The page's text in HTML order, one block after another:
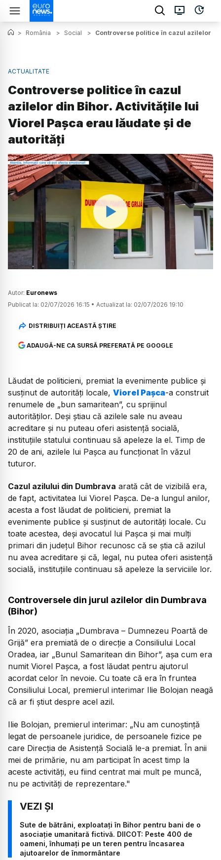
> România > Social > Controverse politice în cazul azilelor
ACTUALITATE
Controverse politice în cazul
azilelor din Bihor. Activitățile lui
Viorel Pașca erau lăudate și de
autorități
Watch
Autor: Euronews
Publicat la: 02/07/2026 16:15 • Actualizat la: 02/07/2026 19:10
DISTRIBUIȚI ACEASTĂ ȘTIRE
ADAUGĂ-NE CA SURSĂ PREFERATĂ PE GOOGLE
Lăudat de politicieni, premiat la evenimente publice și
susținut de autorități locale, Viorel Pașca-a construit
renumele de „bun samaritean”, cu sprijinul
autorităților. Deși știau că azilele sale nu aveau
acreditare și nu puteau oferi asistență socială,
instituțiile statului continuau să apeleze la el. Timp de
20 de ani, azilele lui Pașca au funcționat în văzul
tuturor.
Cazul azilului din Dumbrava arată cât de vizibilă era,
de fapt, activitatea lui Viorel Pașca. De-a lungul anilor,
acesta a fost lăudat de politicieni, premiat la
evenimente publice și susținut de autorități locale. Cu
toate acestea, deși avocatul lui Pașca și mai mulți
primari din județul Bihor recunosc că se știa că azilul
nu avea acreditare și că, legal, nu putea oferi asistență
socială, instituțiile continuau să apeleze la serviciile lor.
Controversele din jurul azilelor din Dumbrava
(Bihor)
În 2020, asociația „Dumbrava – Dumnezeu Poartă de
Grijă” era premiată de o direcție a Consiliului Local
Oradea, iar „Bunul Samaritean din Bihor”, așa cum era
numit Viorel Pașca, a fost lăudat pentru ajutorul
acordat celor în nevoie. Cu toate că era în fruntea
Consiliului Local, premierul interimar Ilie Bolojan neagă
că ar fi știut despre acel azil.
Ilie Bolojan, premierul interimar: „Nu am cunoștință
legat de persoanele juridice, de persoanele fizice pe
care Direcția de Asistență Socială le-a premiat. În anii
mei de primărie, nu am participat în acest timp la
aceste activități, eu fiind centrat mai mult pe muncă,
nu pe activități de reprezentare."
Sute de bătrâni, exploatați în Bihor pentru bani de o
asociație umanitară fictivă. DIICOT: Peste 400 de
oameni, înhumați pe un teren pentru încasarea
ajutoarelor de înmormântare